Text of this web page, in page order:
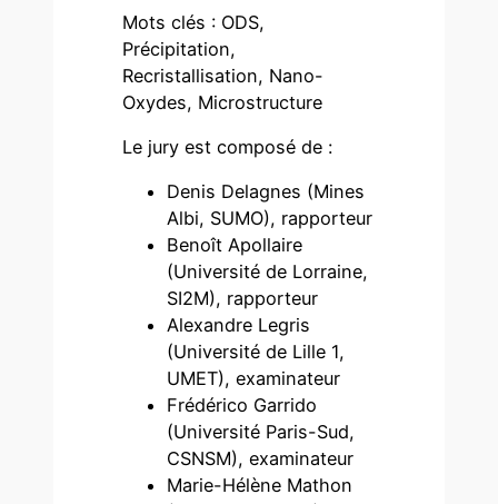
Mots clés : ODS,
Précipitation,
Recristallisation, Nano-
Oxydes, Microstructure
Le jury est composé de :
Denis Delagnes (Mines
Albi, SUMO), rapporteur
Benoît Apollaire
(Université de Lorraine,
SI2M), rapporteur
Alexandre Legris
(Université de Lille 1,
UMET), examinateur
Frédérico Garrido
(Université Paris-Sud,
CSNSM), examinateur
Marie-Hélène Mathon